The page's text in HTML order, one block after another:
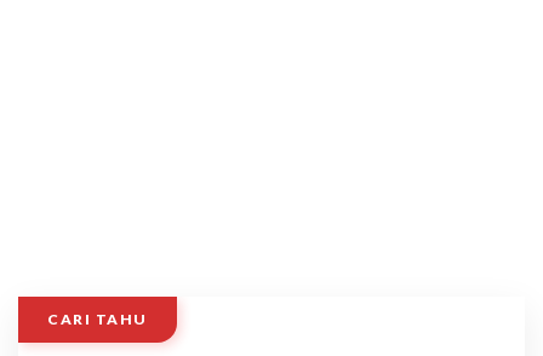
CARI TAHU